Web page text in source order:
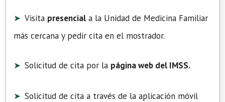
Visita presencial a la Unidad de Medicina Familiar
más cercana y pedir cita en el mostrador.
Solicitud de cita por la página web del IMSS.
Solicitud de cita a través de la aplicación móvil